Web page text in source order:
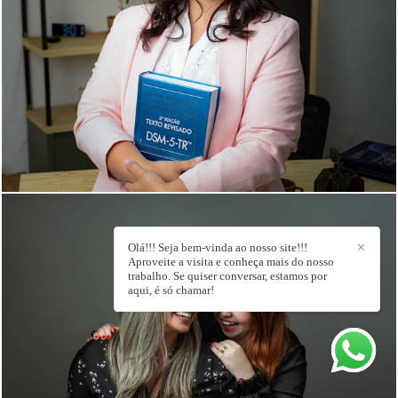
503 0
942 0
✕
Olá!!! Seja bem-vinda ao nosso site!!!
Aproveite a visita e conheça mais do nosso
trabalho. Se quiser conversar, estamos por
aqui, é só chamar!